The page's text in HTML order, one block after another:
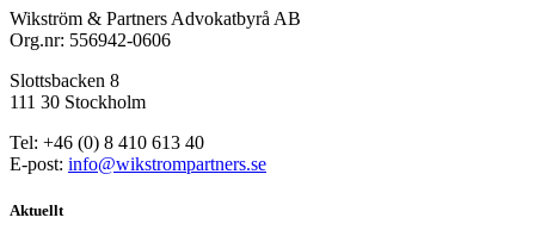
Wikström & Partners Advokatbyrå AB
Org.nr: 556942-0606
Slottsbacken 8
111 30 Stockholm
Tel: +46 (0) 8 410 613 40
E-post: info@wikstrompartners.se
Aktuellt